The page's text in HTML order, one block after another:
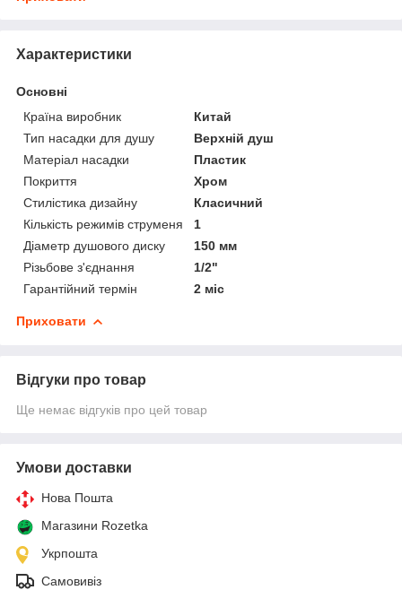
Характеристики
Основні
Країна виробник
Китай
Тип насадки для душу
Верхній душ
Матеріал насадки
Пластик
Покриття
Хром
Стилістика дизайну
Класичний
Кількість режимів струменя
1
Діаметр душового диску
150 мм
Різьбове з'єднання
1/2"
Гарантійний термін
2 міс
Приховати
Відгуки про товар
Ще немає відгуків про цей товар
Умови доставки
Нова Пошта
Магазини Rozetka
Укрпошта
Самовивіз